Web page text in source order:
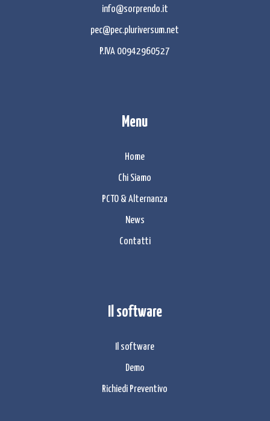
info@sorprendo.it
pec@pec.pluriversum.net
P.IVA 00942960527
Menu
Home
Chi Siamo
PCTO & Alternanza
News
Contatti
Il software
Il software
Demo
Richiedi Preventivo